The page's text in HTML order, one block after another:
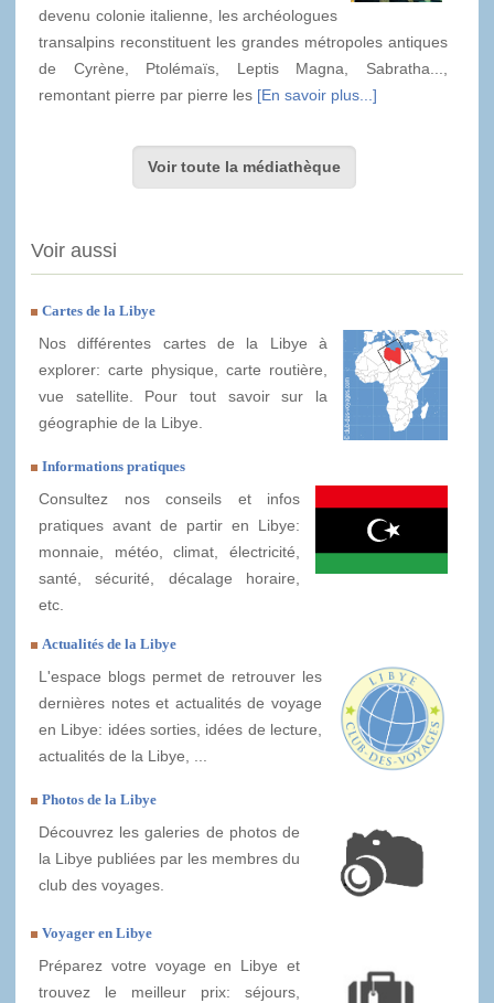
devenu colonie italienne, les archéologues
transalpins reconstituent les grandes métropoles antiques
de Cyrène, Ptolémaïs, Leptis Magna, Sabratha...,
remontant pierre par pierre les [En savoir plus...]
Voir toute la médiathèque
Voir aussi
Cartes de la Libye
Nos différentes cartes de la Libye à
explorer: carte physique, carte routière,
vue satellite. Pour tout savoir sur la
géographie de la Libye.
Informations pratiques
Consultez nos conseils et infos
pratiques avant de partir en Libye:
monnaie, météo, climat, électricité,
santé, sécurité, décalage horaire,
etc.
Actualités de la Libye
L'espace blogs permet de retrouver les
dernières notes et actualités de voyage
en Libye: idées sorties, idées de lecture,
actualités de la Libye, ...
Photos de la Libye
Découvrez les galeries de photos de
la Libye publiées par les membres du
club des voyages.
Voyager en Libye
Préparez votre voyage en Libye et
trouvez le meilleur prix: séjours,